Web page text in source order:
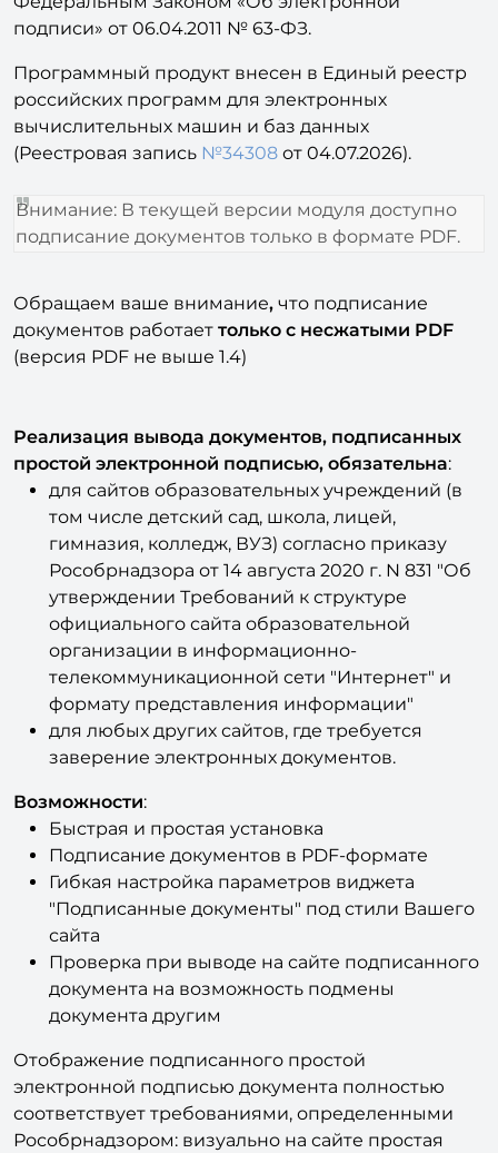
подписи» от 06.04.2011 № 63-ФЗ.
Программный продукт внесен в Единый реестр
российских программ для электронных
вычислительных машин и баз данных
(Реестровая запись №34308 от 04.07.2026).
Внимание: В текущей версии модуля доступно
подписание документов только в формате PDF.
Обращаем ваше внимание, что подписание
документов работает только с несжатыми PDF
(версия PDF не выше 1.4)
Реализация вывода документов, подписанных
простой электронной подписью, обязательна:
для сайтов образовательных учреждений (в
том числе детский сад, школа, лицей,
гимназия, колледж, ВУЗ) согласно приказу
Рособрнадзора от 14 августа 2020 г. N 831 "Об
утверждении Требований к структуре
официального сайта образовательной
организации в информационно-
телекоммуникационной сети "Интернет" и
формату представления информации"
для любых других сайтов, где требуется
заверение электронных документов.
Возможности:
Быстрая и простая установка
Подписание документов в PDF-формате
Гибкая настройка параметров виджета
"Подписанные документы" под стили Вашего
сайта
Проверка при выводе на сайте подписанного
документа на возможность подмены
документа другим
Отображение подписанного простой
электронной подписью документа полностью
соответствует требованиями, определенными
Рособрнадзором: визуально на сайте простая